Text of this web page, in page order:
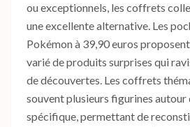
ou exceptionnels, les coffrets
une excellente alternative. Les
Pokémon à 39,90 euros
varié de produits surprises qui
de découvertes. Les coffrets
souvent plusieurs figurines autour
spécifique, permettant de